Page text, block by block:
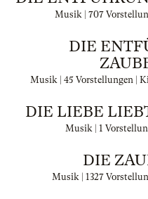
Musik | 707
DIE
Musik | 45 Vorstellungen |
DIE LIEBE
Musik | 1
DIE
Musik | 1327